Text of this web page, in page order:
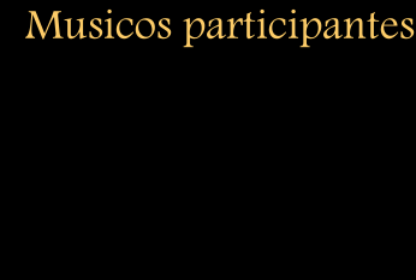
Musicos participantes